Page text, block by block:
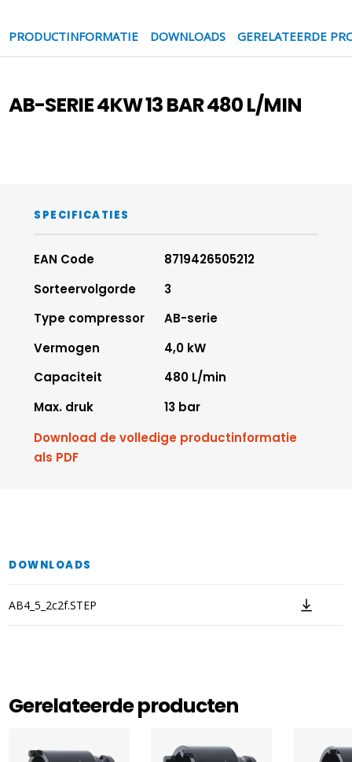
PRODUCTINFORMATIE DOWNLOADS GERELATEERDE
AB-SERIE 4KW 13 BAR 480 L/MIN
SPECIFICATIES
EAN Code
8719426505212
Sorteervolgorde
3
Type compressor
AB-serie
Vermogen
4,0 kW
Capaciteit
480 L/min
Max. druk
13 bar
Download de volledige productinformatie
als PDF
DOWNLOADS
AB4_5_2c2f.STEP
Gerelateerde producten